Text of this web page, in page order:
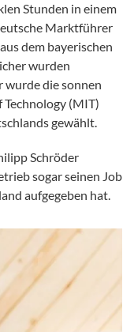
Stunden in einem
Marktführer
dem bayerischen
wurden
wurde die sonnen
(MIT)
gewählt.
Schröder
sogar seinen Job
aufgegeben hat.